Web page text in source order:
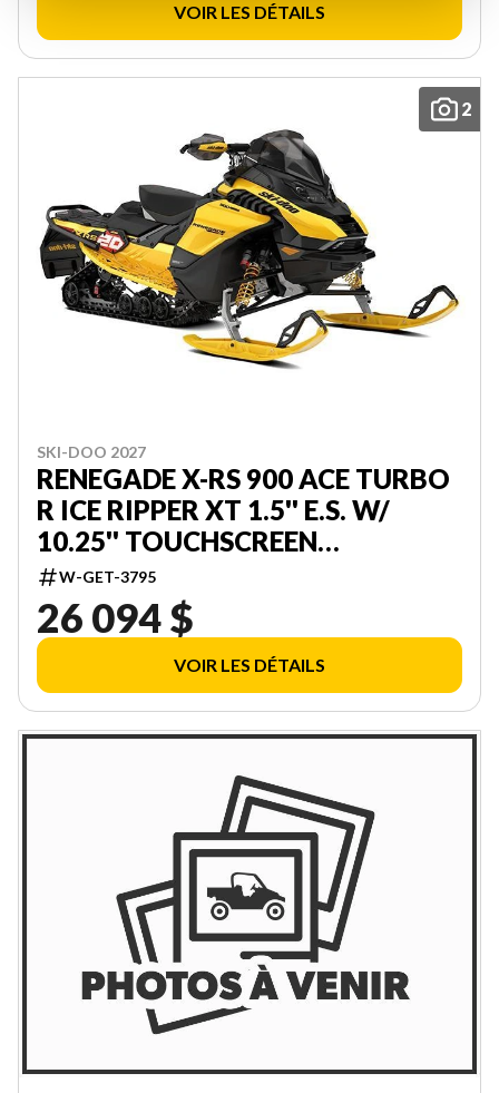
VOIR LES DÉTAILS
2
SKI-DOO 2027
RENEGADE X-RS 900 ACE TURBO
R ICE RIPPER XT 1.5'' E.S. W/
10.25'' TOUCHSCREEN
000DAVP00
W-GET-3795
26 094 $
VOIR LES DÉTAILS